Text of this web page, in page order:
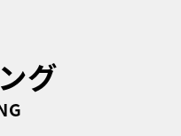
グ